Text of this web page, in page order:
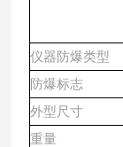
仪器防爆类型
防爆标志
外型尺寸
重量